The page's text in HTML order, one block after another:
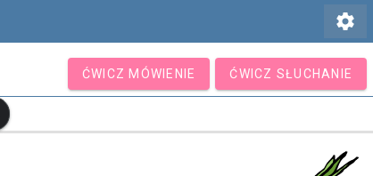
settings
ĆWICZ MÓWIENIE ĆWICZ SŁUCHANIE